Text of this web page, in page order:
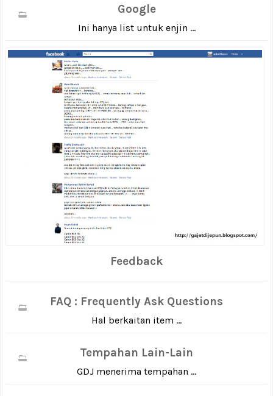
Google
Ini hanya list untuk enjin ...
Feedback
FAQ : Frequently Ask Questions
Hal berkaitan item ...
Tempahan Lain-Lain
GDJ menerima tempahan ...